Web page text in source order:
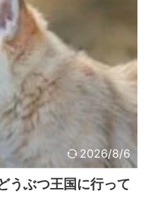
2026/8/6
うぶつ王国に行って